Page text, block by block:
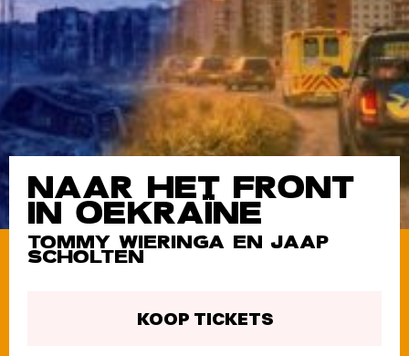
NAAR HET FRONT
IN OEKRAÏNE
TOMMY WIERINGA EN JAAP
SCHOLTEN
KOOP TICKETS